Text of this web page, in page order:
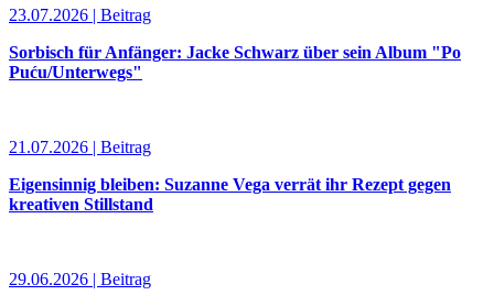
23.07.2026 | Beitrag
Sorbisch für Anfänger: Jacke Schwarz über sein Album "Po
Puću/Unterwegs"
21.07.2026 | Beitrag
Eigensinnig bleiben: Suzanne Vega verrät ihr Rezept gegen
kreativen Stillstand
29.06.2026 | Beitrag